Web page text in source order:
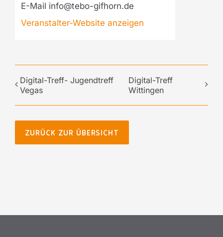
E-Mail info@tebo-gifhorn.de
Veranstalter-Website anzeigen
Digital-Treff- Jugendtreff
Vegas
Digital-Treff
Wittingen
ZURÜCK ZUR ÜBERSICHT